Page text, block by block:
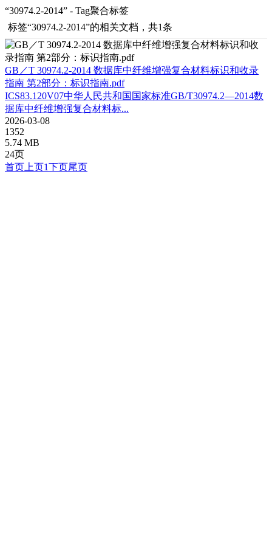
“30974.2-2014” - Tag聚合标签
标签“30974.2-2014”的相关文档，共1条
GB／T 30974.2-2014 数据库中纤维增强复合材料标识和收录
指南 第2部分：标识指南.pdf
ICS83.120V07中华人民共和国国家标准GB/T30974.2—2014数
据库中纤维增强复合材料标...
2026-03-08
1352
5.74 MB
24页
首页 上页1下页尾页